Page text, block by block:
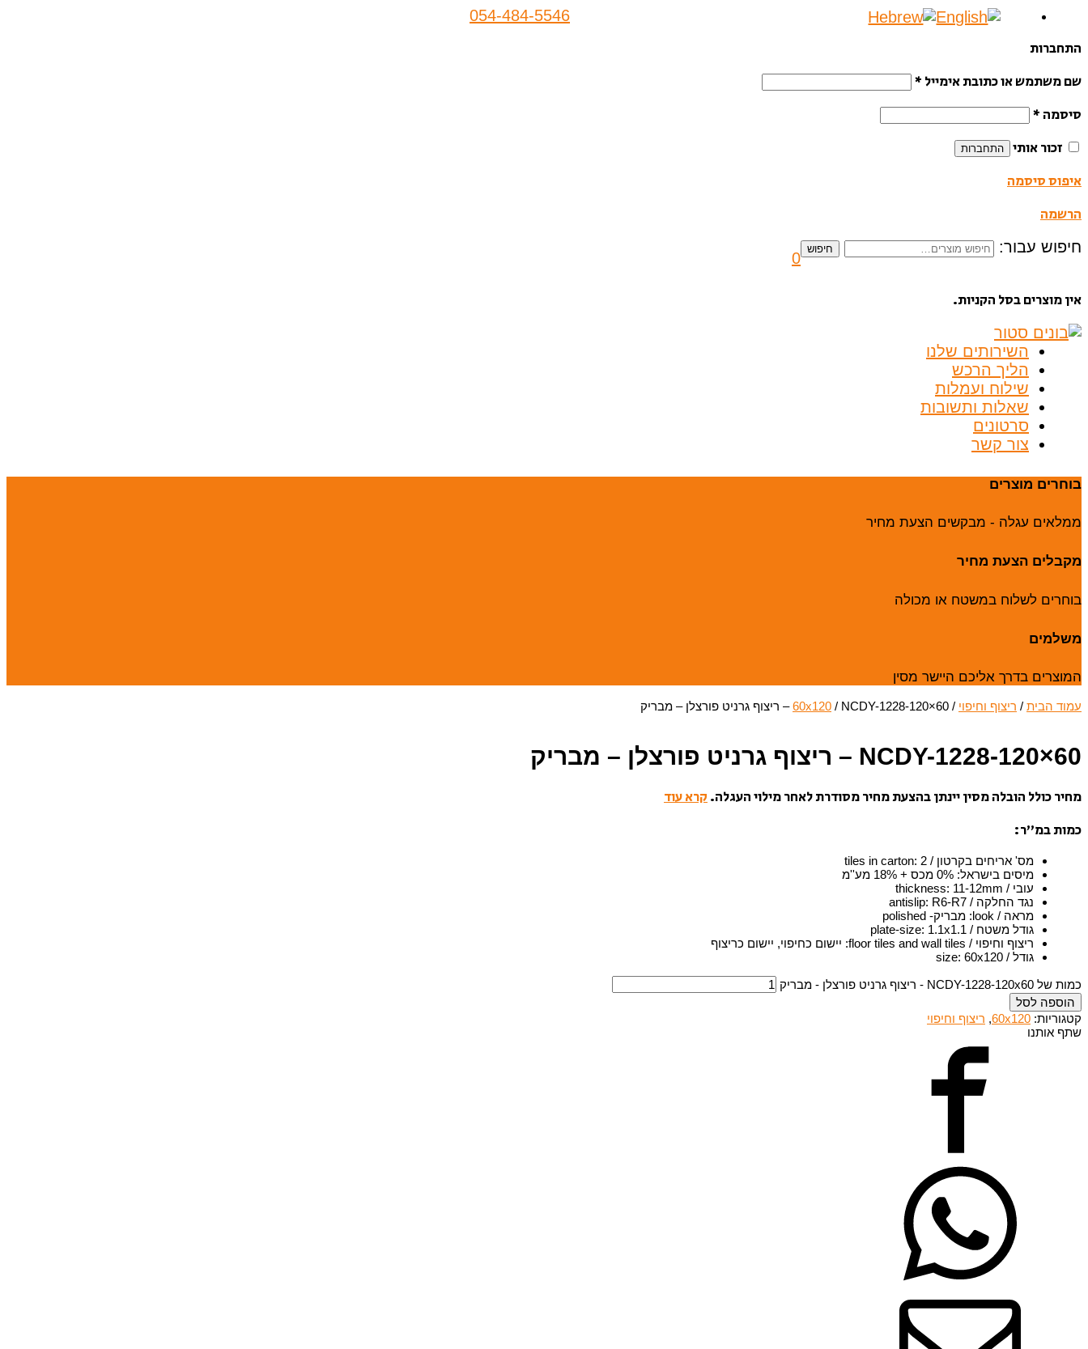
054-484-5546
התחברות
שם משתמש או כתובת אימייל *
סיסמה *
זכור אותי
התחברות
איפוס סיסמה
הרשמה
חיפוש עבור: חיפוש
0
אין מוצרים בסל הקניות.
השירותים שלנו
הליך הרכש
שילוח ועמלות
שאלות ותשובות
סרטונים
צור קשר
בוחרים מוצרים
ממלאים עגלה - מבקשים הצעת מחיר
מקבלים הצעת מחיר
בוחרים לשלוח במשטח או מכולה
משלמים
המוצרים בדרך אליכם היישר מסין
עמוד הבית / ריצוף וחיפוי /
60x120 / NCDY-1228-120×60 – ריצוף גרניט פורצלן – מבריק
NCDY-1228-120×60 – ריצוף גרניט פורצלן – מבריק
מחיר כולל הובלה מסין יינתן בהצעת מחיר מסודרת לאחר מילוי העגלה. קרא עוד
כמות במ”ר:
מס' אריחים בקרטון / tiles in carton : 2
מיסים בישראל: 0% מכס + 18% מע''מ
עובי / thickness
: 11-12mm
נגד החלקה / antislip
: R6-R7
מראה / look
: מבריק- polished
גודל משטח / plate-size
: 1.1x1.1
ריצוף וחיפוי / floor tiles and wall tiles
: יישום כחיפוי, יישום כריצוף
גודל / size
:60x120
כמות של NCDY-1228-120x60 - ריצוף גרניט פורצלן - מבריק
הוספה לסל
קטגוריות: 60x120
, ריצוף וחיפוי
שתף אותנו